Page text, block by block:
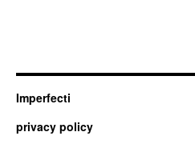
Imperfecti
privacy policy